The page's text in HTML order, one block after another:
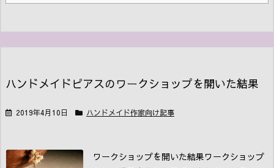
ハンドメイドピアスのワークショップを開いた結果
2019年4月10日 ハンドメイド作家向け記事
ワークショップを開いた結果ワークショップ